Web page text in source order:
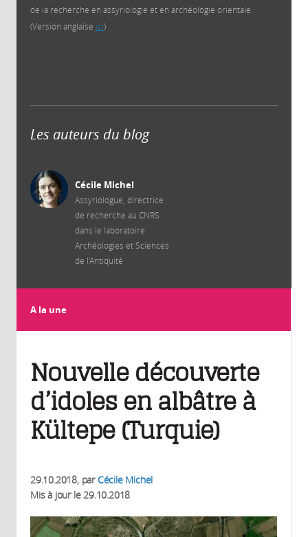
de la recherche en assyriologie et en archéologie orientale.
(Version anglaise ici)
Les auteurs du blog
Cécile Michel
Assyriologue, directrice
de recherche au CNRS
dans le laboratoire
Archéologies et Sciences
de l’Antiquité
A la une
Nouvelle découverte
d’idoles en albâtre à
Kültepe (Turquie)
29.10.2018, parCécile Michel
Mis à jour le29.10.2018